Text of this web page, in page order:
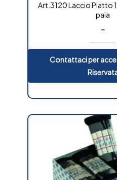
Art.3120 Laccio Piatto
paia
-
Contattaci per